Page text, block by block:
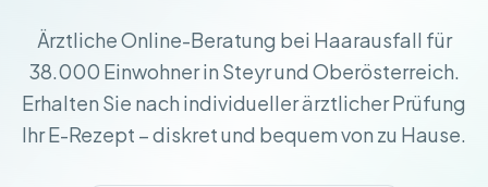
Ärztliche Online-Beratung bei Haarausfall für
38.000 Einwohner in Steyr und Oberösterreich.
Erhalten Sie nach individueller ärztlicher Prüfung
Ihr E-Rezept – diskret und bequem von zu Hause.